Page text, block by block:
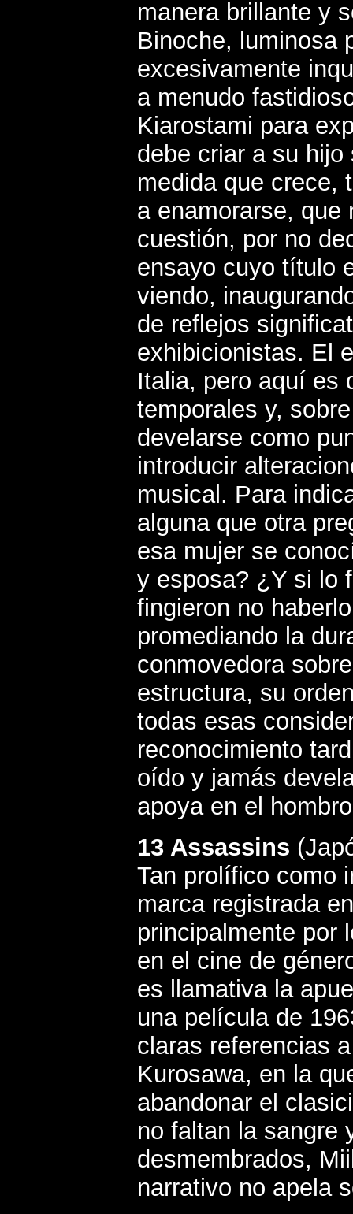
manera brillante y
Binoche, luminosa
excesivamente
a menudo
Kiarostami para
debe criar a su
medida que crece,
a enamorarse, que
cuestión, por no
ensayo cuyo título
viendo,
de reflejos
exhibicionistas. El
Italia, pero aquí es
temporales y,
develarse como
introducir
musical. Para
alguna que otra
esa mujer se
y esposa? ¿Y si lo
fingieron no
promediando la
conmovedora
estructura, su
todas esas
reconocimiento
oído y jamás
apoya en el
13 Assassins
Tan prolífico como
marca registrada
principalmente por
en el cine de
es llamativa la
una película de
claras referencias
Kurosawa, en la
abandonar el
no faltan la sangre
desmembrados,
narrativo no apela